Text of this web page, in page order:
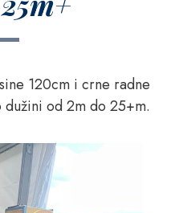
120cm i crne radne
od 2m do 25+m.